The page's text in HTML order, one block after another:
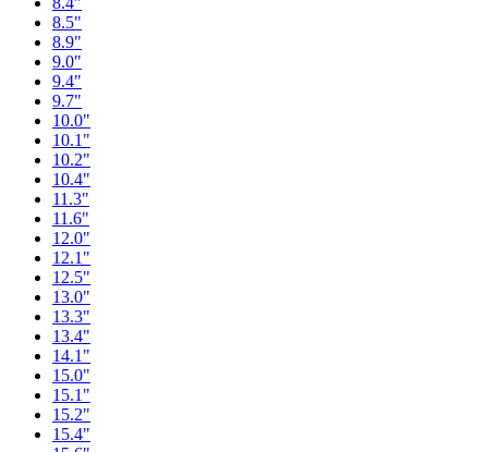
8.5"
8.9"
9.0"
9.4"
9.7"
10.0"
10.1"
10.2"
10.4"
11.3"
11.6"
12.0"
12.1"
12.5"
13.0"
13.3"
13.4"
14.1"
15.0"
15.1"
15.2"
15.4"